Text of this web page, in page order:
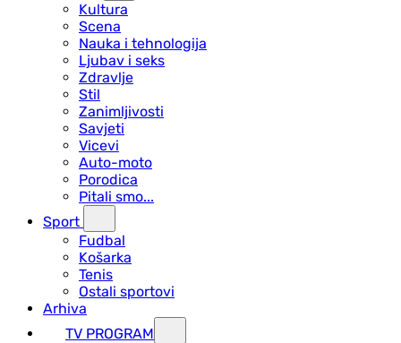
Kultura
Scena
Nauka i tehnologija
Ljubav i seks
Zdravlje
Stil
Zanimljivosti
Savjeti
Vicevi
Auto-moto
Porodica
Pitali smo...
Sport
Fudbal
Košarka
Tenis
Ostali sportovi
Arhiva
TV PROGRAM